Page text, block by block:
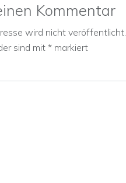
Kommentar
wird nicht veröffentlicht.
sind mit * markiert